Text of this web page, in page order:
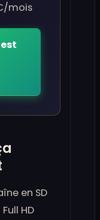
mois
en SD
HD